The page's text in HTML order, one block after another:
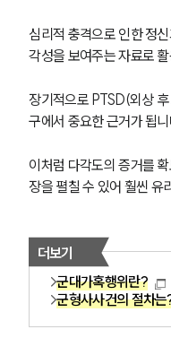
심리적 충격으로 인한 정
각성을 보여주는 자료로
장기적으로 PTSD(외상
구에서 중요한 근거가 됩니
이처럼 다각도의 증거를
장을 펼칠 수 있어 훨씬 유
더보기
군대가혹행위란?
군형사사건의 절차는